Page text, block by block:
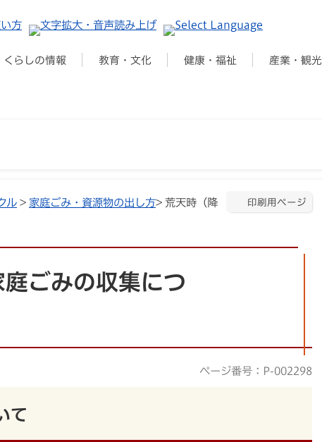
くらしの情報 教育・文化 健康・福祉 産業・観光
印刷用ページ
ル > 家庭ごみ・資源物の出し方> 荒天時（降
ごみの収集につ
ページ番号：P-002298
て